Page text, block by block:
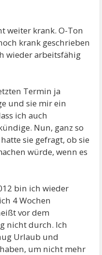
weiter krank. O-Ton
krank geschrieben
wieder arbeitsfähig
Termin ja
und sie mir ein
ich auch
Nun, ganz so
sie gefragt, ob sie
würde, wenn es
bin ich wieder
4 Wochen
vor dem
nicht durch. Ich
Urlaub und
um nicht mehr